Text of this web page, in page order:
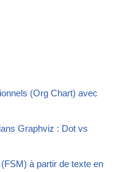
(Org Chart) avec
Graphviz : Dot vs
à partir de texte en